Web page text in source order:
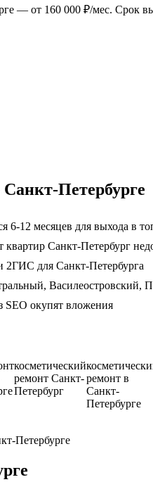
— от 160 000 ₽/мес. Срок
Петербурге
6-12 месяцев для выхода в
квартир Санкт-Петербург
2ГИС для Санкт-Петербурга
Василеостровский,
SEO окупят вложения
косметический
ремонт Санкт-
Петербург
ремонт в
Санкт-
Петербурге
Петербурге